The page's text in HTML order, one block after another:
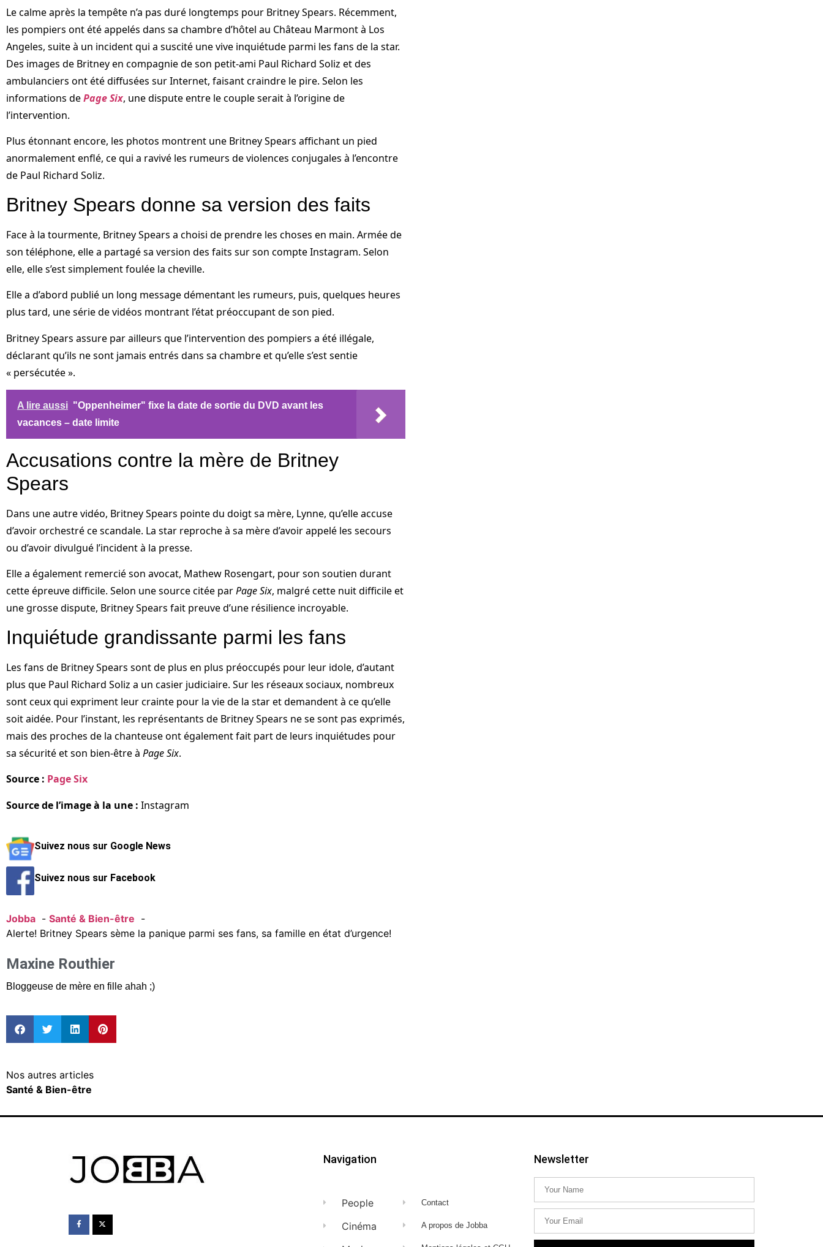
Le calme après la tempête n’a pas duré longtemps pour Britney Spears. Récemment,
les pompiers ont été appelés dans sa chambre d’hôtel au Château Marmont à Los
Angeles, suite à un incident qui a suscité une vive inquiétude parmi les fans de la star.
Des images de Britney en compagnie de son petit-ami Paul Richard Soliz et des
ambulanciers ont été diffusées sur Internet, faisant craindre le pire. Selon les
informations dePage Six, une dispute entre le couple serait à l’origine de
l’intervention.
Plus étonnant encore, les photos montrent une Britney Spears affichant un pied
anormalement enflé, ce qui a ravivé les rumeurs de violences conjugales à l’encontre
de Paul Richard Soliz.
Britney Spears donne sa version des faits
Face à la tourmente, Britney Spears a choisi de prendre les choses en main. Armée de
son téléphone, elle a partagé sa version des faits sur son compte Instagram. Selon
elle, elle s’est simplement foulée la cheville.
Elle a d’abord publié un long message démentant les rumeurs, puis, quelques heures
plus tard, une série de vidéos montrant l’état préoccupant de son pied.
Britney Spears assure par ailleurs que l’intervention des pompiers a été illégale,
déclarant qu’ils ne sont jamais entrés dans sa chambre et qu’elle s’est sentie
« persécutée ».
A lire aussi "Oppenheimer" fixe la date de sortie du DVD avant les
vacances – date limite
Accusations contre la mère de Britney
Spears
Dans une autre vidéo, Britney Spears pointe du doigt sa mère, Lynne, qu’elle accuse
d’avoir orchestré ce scandale. La star reproche à sa mère d’avoir appelé les secours
ou d’avoir divulgué l’incident à la presse.
Elle a également remercié son avocat, Mathew Rosengart, pour son soutien durant
cette épreuve difficile. Selon une source citée parPage Six, malgré cette nuit difficile et
une grosse dispute, Britney Spears fait preuve d’une résilience incroyable.
Inquiétude grandissante parmi les fans
Les fans de Britney Spears sont de plus en plus préoccupés pour leur idole, d’autant
plus que Paul Richard Soliz a un casier judiciaire. Sur les réseaux sociaux, nombreux
sont ceux qui expriment leur crainte pour la vie de la star et demandent à ce qu’elle
soit aidée. Pour l’instant, les représentants de Britney Spears ne se sont pas exprimés,
mais des proches de la chanteuse ont également fait part de leurs inquiétudes pour
sa sécurité et son bien-être à Page Six.
Source : Page Six
Source de l’image à la une : Instagram
Suivez nous sur Google News
Suivez nous sur Facebook
Jobba
Santé & Bien-être
Alerte! Britney Spears sème la panique parmi ses fans, sa famille en état d’urgence!
Maxine Routhier
Bloggeuse de mère en fille ahah ;)
Nos autres articles
Santé & Bien-être
Navigation
People
Cinéma
Contact
A propos de Jobba
Newsletter